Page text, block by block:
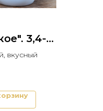
3,4-
вкусный